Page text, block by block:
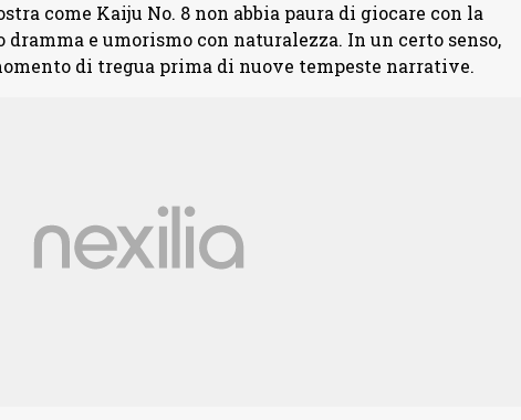
come Kaiju No. 8 non abbia paura di giocare con la
e umorismo con naturalezza. In un certo senso,
di tregua prima di nuove tempeste narrative.